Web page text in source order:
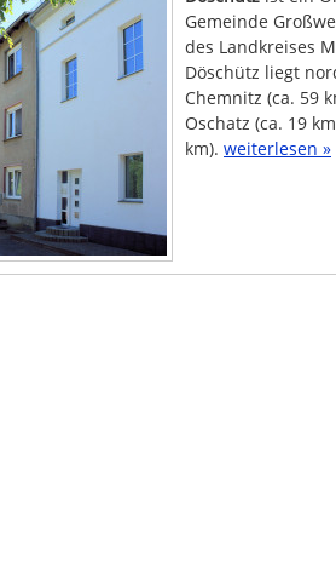
Gemeinde
des Landkreises
Döschütz liegt
Chemnitz (ca. 59
Oschatz (ca. 19
km). weiterlesen »